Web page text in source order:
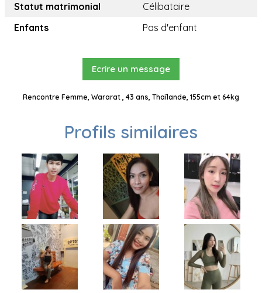
Statut matrimonial
Célibataire
Enfants
Pas d'enfant
Ecrire un message
Rencontre Femme, Wararat , 43 ans, Thaïlande, 155cm et 64kg
Profils similaires